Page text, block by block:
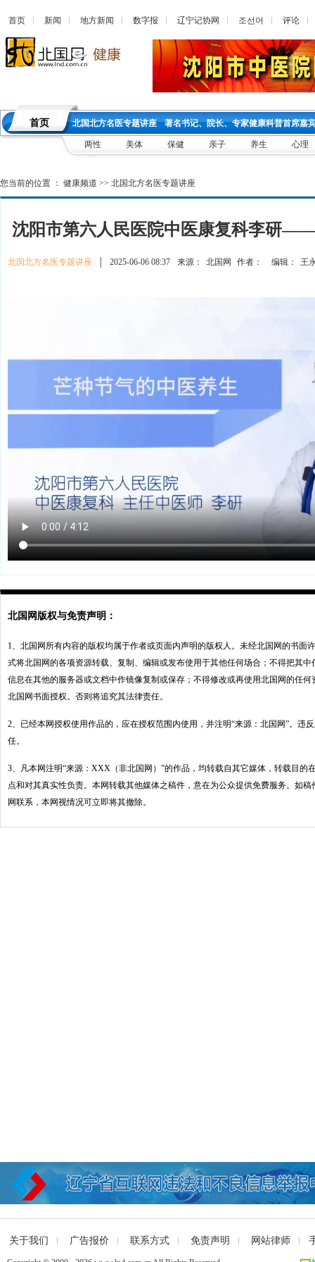
首页 新闻 地方新闻 数字报 辽宁记协网 조선어 评论
首页 北国北方名医专题讲座 著名书记、院长、专家健康科普首席嘉
两性 美体 保健 亲子 养生 心理
您当前的位置 ： 健康频道 >> 北国北方名医专题讲座
沈阳市第六人民医院中医康复科李研
北国北方名医专题讲座 2025-06-06 08:37 来源： 北国网 作者： 编辑： 王
北国网版权与免责声明：
1、北国网所有内容的版权均属于作者或页面内声明的版权人。未经北国网的书面
式将北国网的各项资源转载、复制、编辑或发布使用于其他任何场合；不得把其
信息在其他的服务器或文档中作镜像复制或保存；不得修改或再使用北国网的任
北国网书面授权。否则将追究其法律责任。
2、已经本网授权使用作品的，应在授权范围内使用，并注明“来源：北国网”。违
任。
3、凡本网注明“来源：XXX（非北国网）”的作品，均转载自其它媒体，转载目的
点和对其真实性负责。本网转载其他媒体之稿件，意在为公众提供免费服务。如
网联系，本网视情况可立即将其撤除。
关于我们 广告报价 联系方式 免责声明 网站律师